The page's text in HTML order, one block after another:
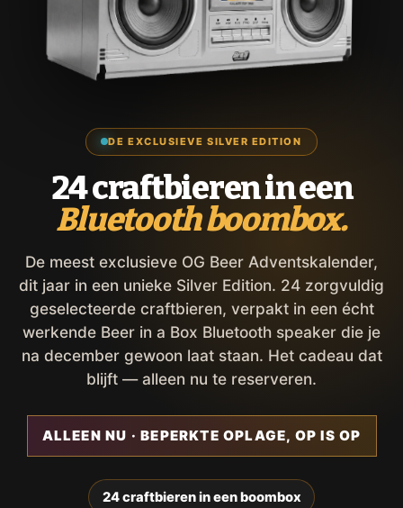
DE EXCLUSIEVE SILVER EDITION
24 craftbieren in een
Bluetooth boombox.
De meest exclusieve OG Beer Adventskalender,
dit jaar in een unieke Silver Edition. 24 zorgvuldig
geselecteerde craftbieren, verpakt in een écht
werkende Beer in a Box Bluetooth speaker die je
na december gewoon laat staan. Het cadeau dat
blijft — alleen nu te reserveren.
ALLEEN NU · BEPERKTE OPLAGE, OP IS OP
24 craftbieren in een boombox